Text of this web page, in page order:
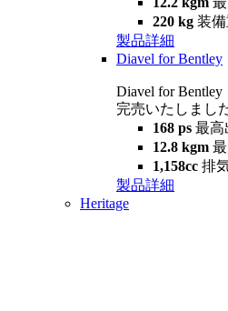
220 kg 装備
製品詳細
Diavel for Bentley
Diavel for Bentley
完売いたしまし
168 ps 最高
12.8 kgm
1,158cc 排
製品詳細
Heritage